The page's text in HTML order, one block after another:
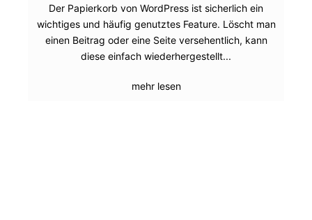
Der Papierkorb von WordPress ist sicherlich ein
wichtiges und häufig genutztes Feature. Löscht man
einen Beitrag oder eine Seite versehentlich, kann
diese einfach wiederhergestellt...
mehr lesen